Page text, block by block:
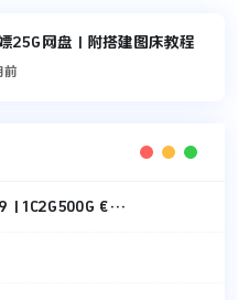
25G网盘 | 附搭建图床教程
前
DeluxHOST | 1C2G30G €1,69 | 1C2G500G €1,49